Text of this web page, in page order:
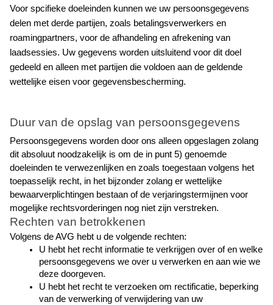
Voor spcifieke doeleinden kunnen we uw persoonsgegevens
delen met derde partijen, zoals betalingsverwerkers en
roamingpartners, voor de afhandeling en afrekening van
laadsessies. Uw gegevens worden uitsluitend voor dit doel
gedeeld en alleen met partijen die voldoen aan de geldende
wettelijke eisen voor gegevensbescherming.
Duur van de opslag van persoonsgegevens
Persoonsgegevens worden door ons alleen opgeslagen zolang
dit absoluut noodzakelijk is om de in punt 5) genoemde
doeleinden te verwezenlijken en zoals toegestaan volgens het
toepasselijk recht, in het bijzonder zolang er wettelijke
bewaarverplichtingen bestaan of de verjaringstermijnen voor
mogelijke rechtsvorderingen nog niet zijn verstreken.
Rechten van betrokkenen
Volgens de AVG hebt u de volgende rechten:
U hebt het recht informatie te verkrijgen over of en welke
persoonsgegevens we over u verwerken en aan wie we
deze doorgeven.
U hebt het recht te verzoeken om rectificatie, beperking
van de verwerking of verwijdering van uw